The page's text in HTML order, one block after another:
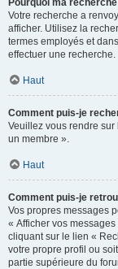
Pourquoi ma
Votre recherche a
afficher. Utilisez la
termes employés et
effectuer une recherche.
Haut
Comment puis-je
Veuillez vous rendre
un membre ».
Haut
Comment puis-je
Vos propres messages
« Afficher vos
cliquant sur le lien «
votre propre profil ou
partie supérieure du